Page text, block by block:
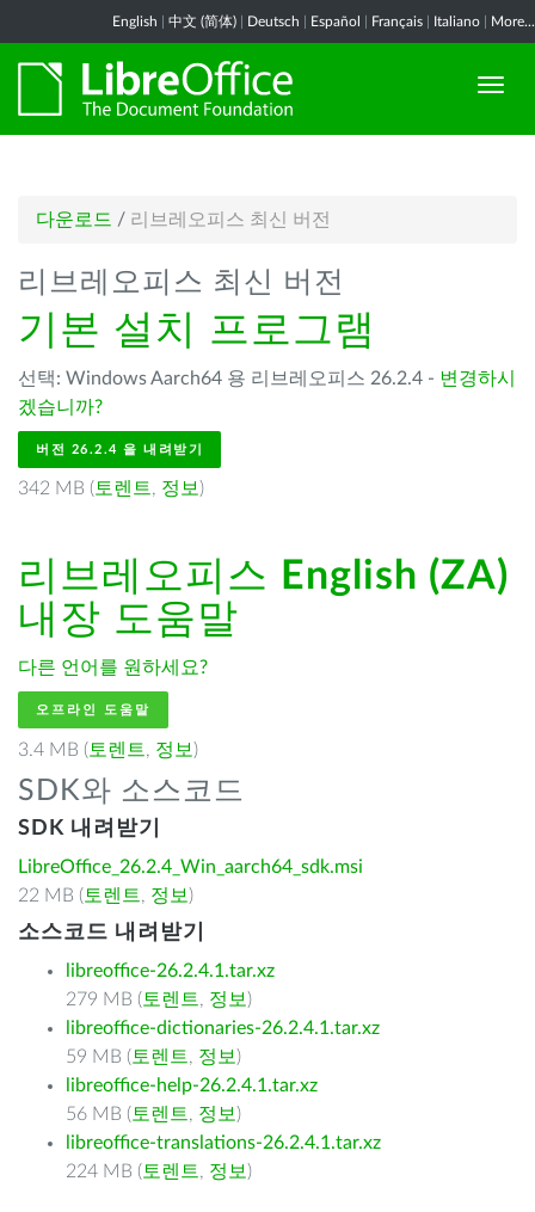
English 中文 (简体) Deutsch Español Français Italiano More...
다운로드 / 리브레오피스 최신 버전
리브레오피스 최신 버전
기본 설치 프로그램
선택: Windows Aarch64 용 리브레오피스 26.2.4 - 변경하시
겠습니까?
버전 26.2.4 을 내려받기
342 MB ( 토렌트, 정보 )
리브레오피스 English (ZA)
내장 도움말
다른 언어를 원하세요?
오프라인 도움말
3.4 MB ( 토렌트, 정보 )
SDK와 소스코드
SDK 내려받기
LibreOffice_26.2.4_Win_aarch64_sdk.msi
22 MB ( 토렌트, 정보 )
소스코드 내려받기
libreoffice-26.2.4.1.tar.xz
279 MB ( 토렌트, 정보 )
libreoffice-dictionaries-26.2.4.1.tar.xz
59 MB ( 토렌트, 정보 )
libreoffice-help-26.2.4.1.tar.xz
56 MB ( 토렌트, 정보 )
libreoffice-translations-26.2.4.1.tar.xz
224 MB ( 토렌트, 정보 )